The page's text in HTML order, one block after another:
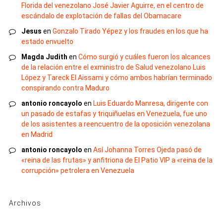
Florida del venezolano José Javier Aguirre, en el centro de
escándalo de explotación de fallas del Obamacare
Jesus en Gonzalo Tirado Yépez y los fraudes en los que ha
estado envuelto
Magda Judith en Cómo surgió y cuáles fueron los alcances
de la relación entre el exministro de Salud venezolano Luis
López y Tareck El Aissami y cómo ambos habrían terminado
conspirando contra Maduro
antonio roncayolo en Luis Eduardo Manresa, dirigente con
un pasado de estafas y triquiñuelas en Venezuela, fue uno
de los asistentes a reencuentro de la oposición venezolana
en Madrid
antonio roncayolo en Así Johanna Torres Ojeda pasó de
«reina de las frutas» y anfitriona de El Patio VIP a «reina de la
corrupción» petrolera en Venezuela
Archivos